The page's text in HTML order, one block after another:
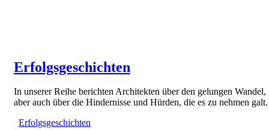
Erfolgsgeschichten
In unserer Reihe berichten Architekten über den gelungen Wandel,
aber auch über die Hindernisse und Hürden, die es zu nehmen galt.
Erfolgsgeschichten